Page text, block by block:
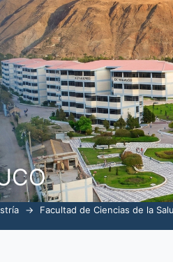
por tema
→ Facultad de Ciencias de la